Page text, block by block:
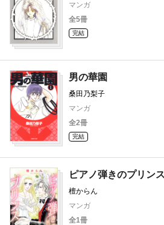
マンガ
全5冊
完結
男の華園
桑田乃梨子
マンガ
全2冊
完結
ピアノ弾きのプリン
檀からん
マンガ
全1冊